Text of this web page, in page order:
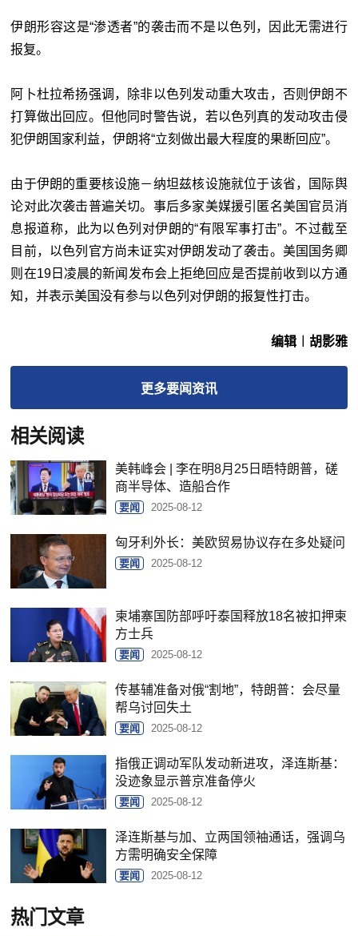
伊朗形容这是“渗透者”的袭击而不是以色列，因此无需进行
报复。
阿卜杜拉希扬强调，除非以色列发动重大攻击，否则伊朗不
打算做出回应。但他同时警告说，若以色列真的发动攻击侵
犯伊朗国家利益，伊朗将“立刻做出最大程度的果断回应”。
由于伊朗的重要核设施－纳坦兹核设施就位于该省，国际舆
论对此次袭击普遍关切。事后多家美媒援引匿名美国官员消
息报道称，此为以色列对伊朗的“有限军事打击”。不过截至
目前，以色列官方尚未证实对伊朗发动了袭击。美国国务卿
则在19日凌晨的新闻发布会上拒绝回应是否提前收到以方通
知，并表示美国没有参与以色列对伊朗的报复性打击。
编辑︱胡影雅
更多要闻资讯
相关阅读
美韩峰会 | 李在明8月25日晤特朗普，磋
商半导体、造船合作
要闻 2025-08-12
匈牙利外长：美欧贸易协议存在多处疑问
要闻 2025-08-12
柬埔寨国防部呼吁泰国释放18名被扣押柬
方士兵
要闻 2025-08-12
传基辅准备对俄“割地”，特朗普：会尽量
帮乌讨回失土
要闻 2025-08-12
指俄正调动军队发动新进攻，泽连斯基：
没迹象显示普京准备停火
要闻 2025-08-12
泽连斯基与加、立两国领袖通话，强调乌
方需明确安全保障
要闻 2025-08-12
热门文章